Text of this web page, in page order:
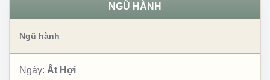
NGŨ HÀNH
Ngũ hành
Ngày: Ất Hợi